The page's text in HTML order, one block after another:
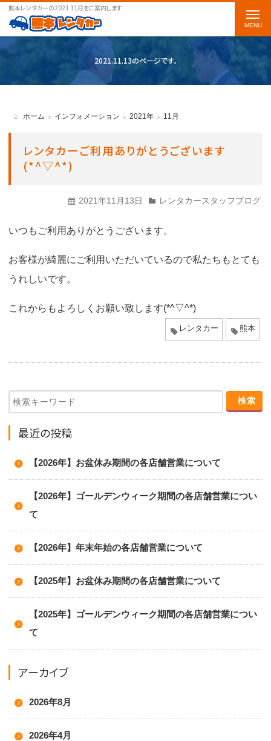
熊本レンタカーの2021 11月をご案内します
2021.11.13のページです。
ホーム インフォメーション 2021年 11月
レンタカーご利用ありがとうございます
(*^▽^*)
2021年11月13日 レンタカースタッフブログ
いつもご利用ありがとうございます。
お客様が綺麗にご利用いただいているので私たちもとても
うれしいです。
これからもよろしくお願い致します(*^▽^*)
レンタカー 熊本
最近の投稿
【2026年】お盆休み期間の各店舗営業について
【2026年】ゴールデンウィーク期間の各店舗営業につい
て
【2026年】年末年始の各店舗営業について
【2025年】お盆休み期間の各店舗営業について
【2025年】ゴールデンウィーク期間の各店舗営業につい
て
アーカイブ
2026年8月
2026年4月
t
o
g
l
g
i